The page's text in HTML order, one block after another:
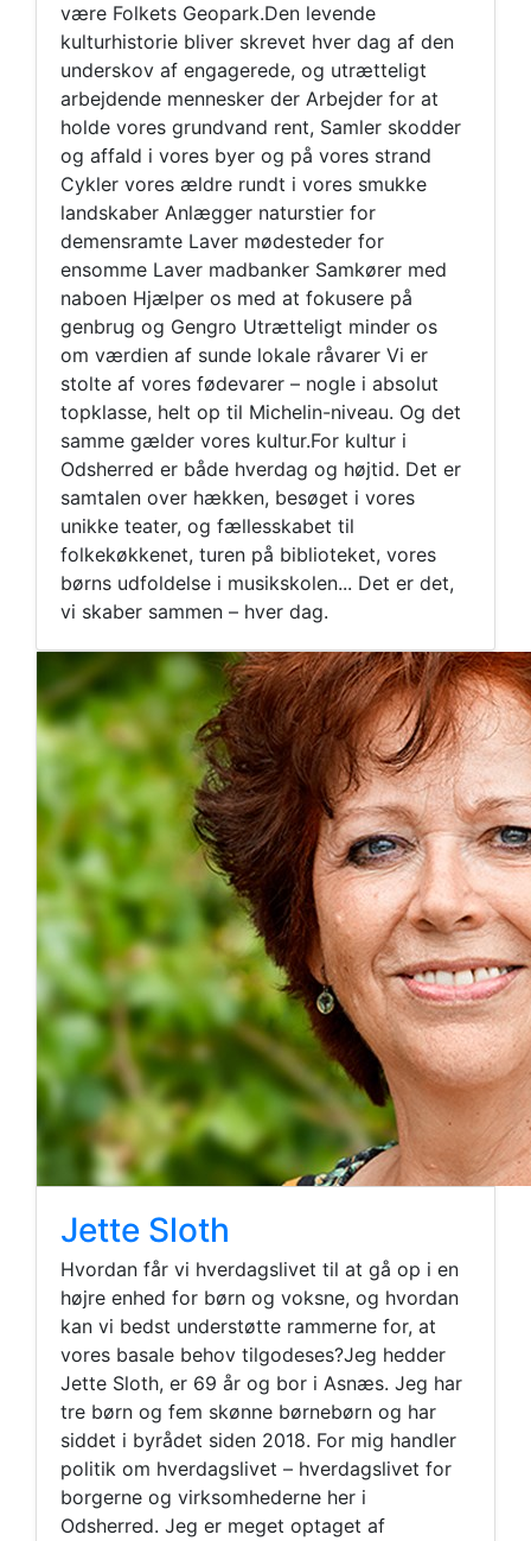
være Folkets Geopark.Den levende
kulturhistorie bliver skrevet hver dag af den
underskov af engagerede, og utrætteligt
arbejdende mennesker der Arbejder for at
holde vores grundvand rent, Samler skodder
og affald i vores byer og på vores strand
Cykler vores ældre rundt i vores smukke
landskaber Anlægger naturstier for
demensramte Laver mødesteder for
ensomme Laver madbanker Samkører med
naboen Hjælper os med at fokusere på
genbrug og Gengro Utrætteligt minder os
om værdien af sunde lokale råvarer Vi er
stolte af vores fødevarer – nogle i absolut
topklasse, helt op til Michelin-niveau. Og det
samme gælder vores kultur.For kultur i
Odsherred er både hverdag og højtid. Det er
samtalen over hækken, besøget i vores
unikke teater, og fællesskabet til
folkekøkkenet, turen på biblioteket, vores
børns udfoldelse i musikskolen... Det er det,
vi skaber sammen – hver dag.
Jette Sloth
Hvordan får vi hverdagslivet til at gå op i en
højre enhed for børn og voksne, og hvordan
kan vi bedst understøtte rammerne for, at
vores basale behov tilgodeses?Jeg hedder
Jette Sloth, er 69 år og bor i Asnæs. Jeg har
tre børn og fem skønne børnebørn og har
siddet i byrådet siden 2018. For mig handler
politik om hverdagslivet – hverdagslivet for
borgerne og virksomhederne her i
Odsherred. Jeg er meget optaget af